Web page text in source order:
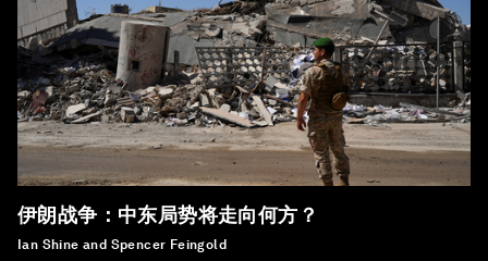
伊朗战争：中东局势将走向何方？
Ian Shine and Spencer Feingold